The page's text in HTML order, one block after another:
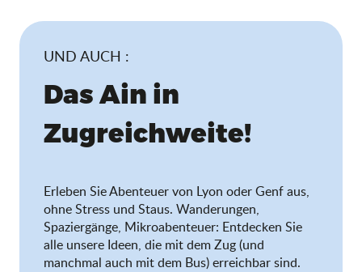
UND AUCH :
Das Ain in
Zugreichweite!
Erleben Sie Abenteuer von Lyon oder Genf aus,
ohne Stress und Staus. Wanderungen,
Spaziergänge, Mikroabenteuer: Entdecken Sie
alle unsere Ideen, die mit dem Zug (und
manchmal auch mit dem Bus) erreichbar sind.